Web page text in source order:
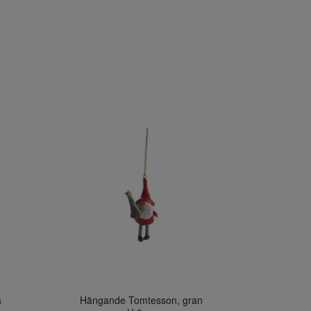
Hängande Tomtesson, gran